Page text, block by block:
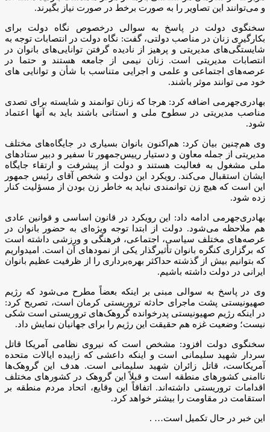
و می‌توانند این تصاویر را به صورت برخط در صورت نیاز بگیرند.
سخنگوی دولت در پاسخ به سوالی درخصوص نگاه دولت برای
بکارگیری زنان در مناصب دولتی، گفت: نگاه دولت در انتصابات توجه به
شایستگی‌های مدیریتی و پرهیز از نادیده گرفتن توانایی‌های بانوان در
انتصابات مدیریتی است. زنان نیمی از جامعه هستند و حتما در
عرصه‌های اجتماعی و علمی و اجرایی متناسب با شأن و توانایی های
خود می توانند موثر باشند.
بهادری‌جهرمی اضافه کرد: هرجا که زنان توانمند و شایسته برای تصدی
مناصب مدیریتی در سطوح ملی و استانی باشند باید به آنها اعتماد
شود.
وی هم‌چنین بیان کرد: هم‌اکنون بانوان بسیاری در جایگاه‌های مختلف
مدیریتی از جمله معاون و دستیار رییس‌جمهور تا سفیر و دبیر ستادهای
ملی مشغول به فعالیت هستند و دولت از پیشرفت و ارتقاء جایگاه
ایشان استقبال می‌کند. رویکرد این دولت و شخص آقای رئیس جمهور
این است که هیچ زن توانمندی نباید به خاطر زن بودن از مسؤلیت کنار
زده شود.
بهادری‌جهرمی ادامه داد: این رویکرد در قانون اساسی و قوانین عادی
هم ملاحظه می‌شود. دولت از ابتدا توجه ویژه‌ای به حضور بانوان در
عرصه‌های مختلف سیاسی، اجتماعی، فرهنگی و ورزشی داشته است
که برگزاری کنگره بانوان تأثیرگذار یکی از نمودهای آن است. امیدواریم
که بتوانیم بیش از گذشته حداکثر بهره‌برداری را از ظرفیت عظیم بانوان
ایرانی در دولت داشته باشیم.
وی در پاسخ به سوالی مبنی بر اینکه بعضاً مطرح می‌شود که رژیم
صهیونیستی پشت ماجرای حادثه تروریستی کرمان است، تصریح کرد:
در اینکه رژیم صهیونیستی پدرخوانده گروهک‌های تروریستی است شکی
نیست؛ وضعیت غزه هم حقیقت این رژیم را برای جهانیان نمایش داد.
سخنگوی دولت افزود: مشخص است که نیروی نظامی آمریکا قاتل
سردار شهید سلیمانی است و اینکه داعشی که زاییده ایالات متحده
آمریکاست، قاتل زائران شهید سلیمانی است. هدف این گروهک‌ها
ناامنی کشورهای منطقه است و قبلاً این گروهک در کشورهای مختلف
اقدامات تروریستی داشته‌اند. اتفاقاً این وقایع، اتحاد مردم منطقه بر
استقامت در مقاومت را بیشتر خواهد کرد.
این خبر در حال تکمیل است… .